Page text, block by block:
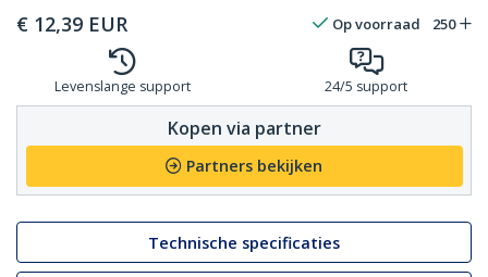
€ 12,39 EUR Op voorraad 250
Levenslange support 24/5 support
Kopen via partner
Partners bekijken
Technische specificaties